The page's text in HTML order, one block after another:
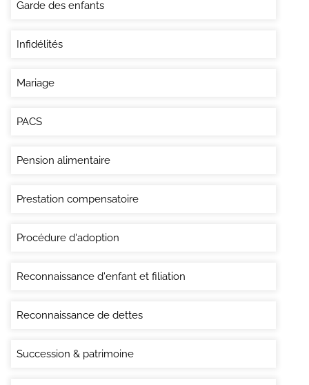
Garde des enfants
Infidélités
Mariage
PACS
Pension alimentaire
Prestation compensatoire
Procédure d'adoption
Reconnaissance d'enfant et filiation
Reconnaissance de dettes
Succession & patrimoine